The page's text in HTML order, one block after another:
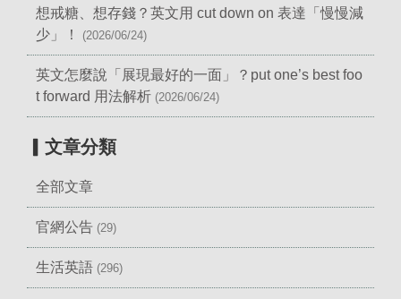
想戒糖、想存錢？英文用 cut down on 表達「慢慢減
少」！
(2026/06/24)
英文怎麼說「展現最好的一面」？put one’s best foo
t forward 用法解析 (2026/06/24)
▎文章分類
全部文章
官網公告 (29)
生活英語 (296)